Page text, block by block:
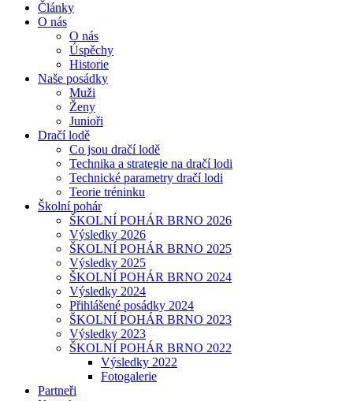
Články
O nás
O nás
Úspěchy
Historie
Naše posádky
Muži
Ženy
Junioři
Dračí lodě
Co jsou dračí lodě
Technika a strategie na dračí lodi
Technické parametry dračí lodi
Teorie tréninku
Školní pohár
ŠKOLNÍ POHÁR BRNO 2026
Výsledky 2026
ŠKOLNÍ POHÁR BRNO 2025
Výsledky 2025
ŠKOLNÍ POHÁR BRNO 2024
Výsledky 2024
Přihlášené posádky 2024
ŠKOLNÍ POHÁR BRNO 2023
Výsledky 2023
ŠKOLNÍ POHÁR BRNO 2022
Výsledky 2022
Fotogalerie
Partneři